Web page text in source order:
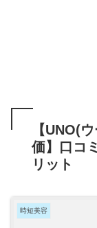
【UNO(
価】口コ
リット
時短美容